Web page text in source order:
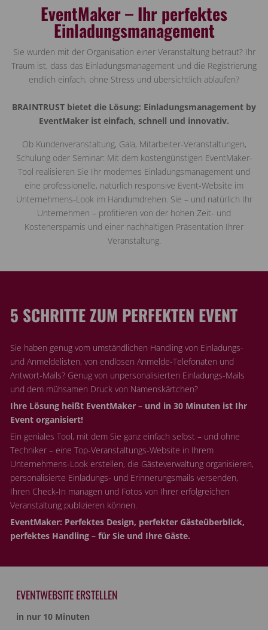
EventMaker – Ihr perfektes
Einladungsmanagement
Sie wurden mit der Organisation einer Veranstaltung betraut? Ihr
Traum ist, dass das Einladungsmanagement und die Registrierung
endlich einfach, ohne Stress und übersichtlich ablaufen?
BRAINTRUST bietet die Lösung: Einladungsmanagement by
EventMaker ist einfach, schnell und innovativ.
Ob Kundenveranstaltung, Gala, Mitarbeiter-Veranstaltungen,
Schulung oder Seminar: Mit dem kostengünstigen EventMaker-
Tool realisieren Sie Ihr modernes Einladungsmanagement und
eine professionelle, natürlich responsive Event-Website im
Unternehmens-Look im Handumdrehen. Sie – und natürlich Ihr
Unternehmen – profitieren von der hohen Zeit- und
Kostenersparnis und einer nachhaltigen Präsentation Ihrer
Veranstaltung.
5 SCHRITTE ZUM PERFEKTEN EVENT
Sie haben genug vom umständlichen Handling von Einladungs-
und Anmeldelisten, von endlosen Anmelde-Telefonaten und
Antwort-Mails? Genug von unpersonalisierten Einladungs-Mails
und dem mühsamen Druck von Namenskärtchen?
Ihre Lösung heißt EventMaker – und in 30 Minuten ist Ihr
Event organisiert!
Ein geniales Tool, mit dem Sie ganz einfach selbst – und ohne
Techniker – eine Top-Veranstaltungs-Website in Ihrem
Unternehmens-Look erstellen, die Gästeverwaltung organisieren,
personalisierte Einladungs- und Erinnerungsmails versenden,
Ihren Check-In managen und Fotos von Ihrer erfolgreichen
Veranstaltung publizieren können.
EventMaker: Perfektes Design, perfekter Gästeüberblick,
perfektes Handling – für Sie und Ihre Gäste.
EVENTWEBSITE ERSTELLEN
in nur 10 Minuten